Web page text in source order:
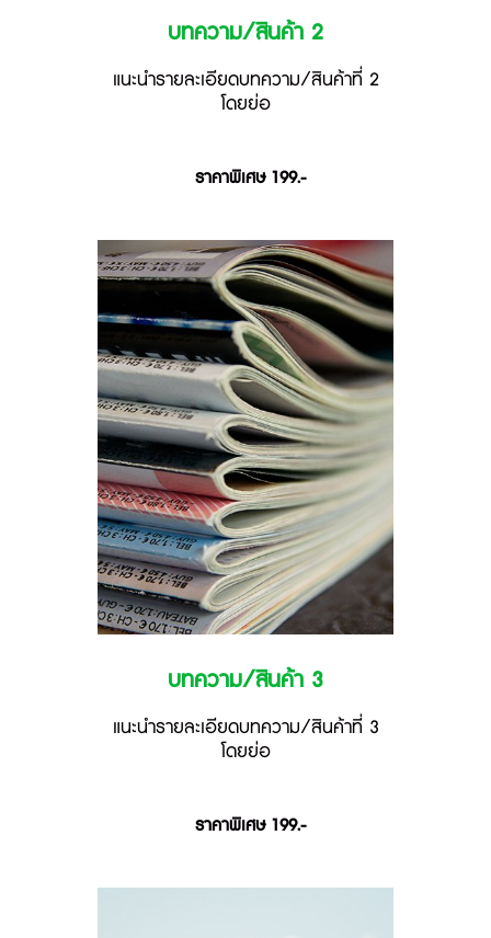
บทความ/สินค้า 2
แนะนำรายละเอียดบทความ/สินค้าที่ 2
โดยย่อ
ราคาพิเศษ 199.-
บทความ/สินค้า 3
แนะนำรายละเอียดบทความ/สินค้าที่ 3
โดยย่อ
ราคาพิเศษ 199.-